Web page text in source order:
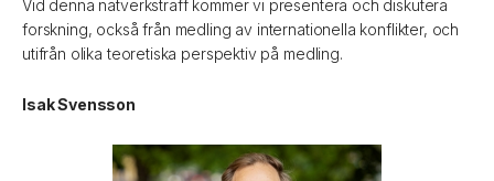
Vid denna nätverksträff kommer vi presentera och diskutera
forskning, också från medling av internationella konflikter, och
utifrån olika teoretiska perspektiv på medling.
Isak Svensson